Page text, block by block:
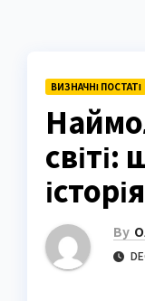
ВИЗНАЧНІ ПОСТАТІ
By